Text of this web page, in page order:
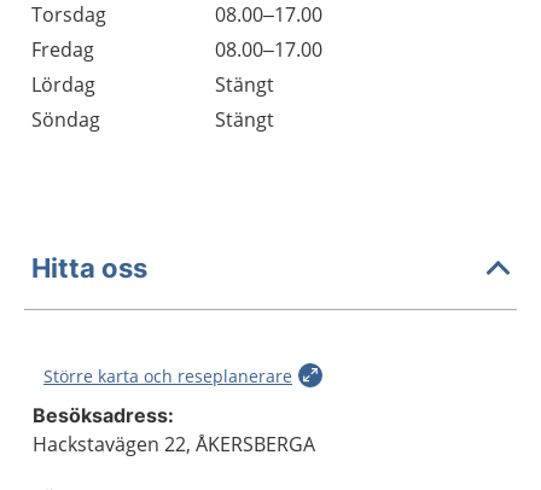
Torsdag
08.00–17.00
Fredag
08.00–17.00
Lördag
Stängt
Söndag
Stängt
Hitta oss
Större karta och reseplanerare
Besöksadress:
Hackstavägen 22, ÅKERSBERGA